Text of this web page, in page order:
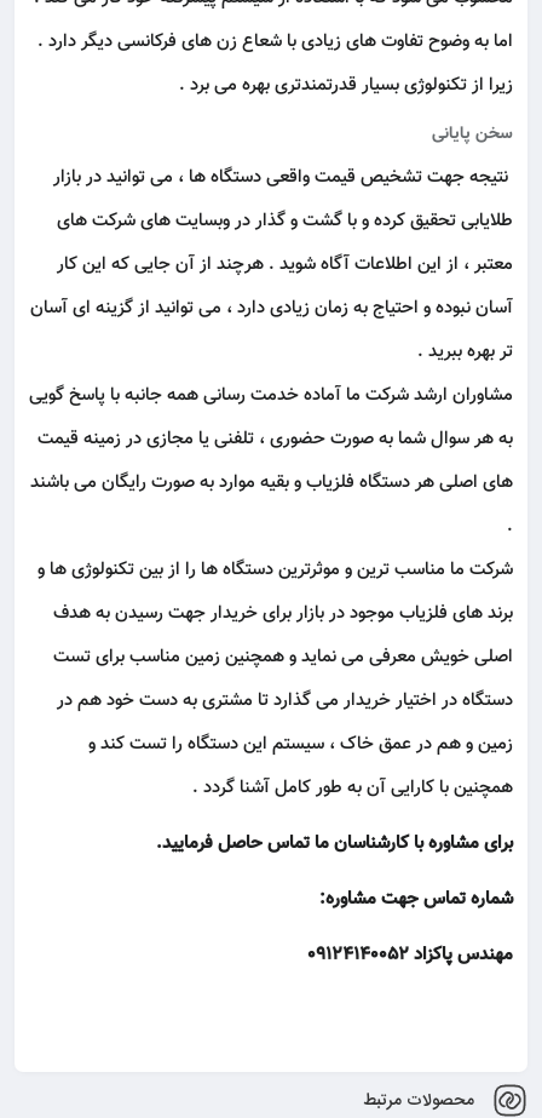
اما به وضوح تفاوت های زیادی با شعاع زن های فرکانسیدیگر دارد .
زیرا از تکنولوژی بسیار قدرتمندتری بهره می برد .
سخن پایانی
نتیجه جهت تشخیص قیمت واقعی دستگاه ها ، می توانید در بازار
طلایابی تحقیق کرده و با گشت و گذار در وبسایت های شرکت های
معتبر ، از این اطلاعات آگاه شوید . هرچند از آن جایی که این کار
آسان نبوده و احتیاج به زمان زیادی دارد ، می توانید از گزینه ای آسان
تر بهره ببرید .
مشاوران ارشد شرکت ما آماده خدمت رسانی همه جانبه با پاسخ گویی
به هر سوال شما به صورت حضوری ، تلفنی یا مجازی در زمینه قیمت
های اصلی هر دستگاه فلزیاب و بقیه موارد به صورت رایگان می باشند
.
شرکت ما مناسب ترین و موثرترین دستگاه ها را از بین تکنولوژی ها و
برند های فلزیاب موجود در بازار برای خریدار جهت رسیدن به هدف
اصلی خویش معرفی می نماید و همچنین زمین مناسب برای تست
دستگاه در اختیار خریدار می گذارد تا مشتری به دست خود هم در
زمین و هم در عمق خاک ، سیستم این دستگاه را تست کند و
همچنین با کارایی آن به طور کامل آشنا گردد .
برای مشاوره با کارشناسان ما تماس حاصل فرمایید.
شماره تماس جهت مشاوره:
مهندس پاکزاد 09124140052
محصولات مرتبط